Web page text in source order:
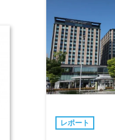
レポート